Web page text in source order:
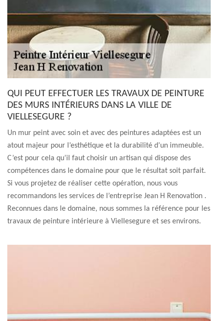
QUI PEUT EFFECTUER LES TRAVAUX DE PEINTURE
DES MURS INTÉRIEURS DANS LA VILLE DE
VIELLESEGURE ?
Un mur peint avec soin et avec des peintures adaptées est un
atout majeur pour l’esthétique et la durabilité d’un immeuble.
C’est pour cela qu’il faut choisir un artisan qui dispose des
compétences dans le domaine pour que le résultat soit parfait.
Si vous projetez de réaliser cette opération, nous vous
recommandons les services de l’entreprise Jean H Renovation .
Reconnues dans le domaine, nous sommes la référence pour les
travaux de peinture intérieure à Viellesegure et ses environs.